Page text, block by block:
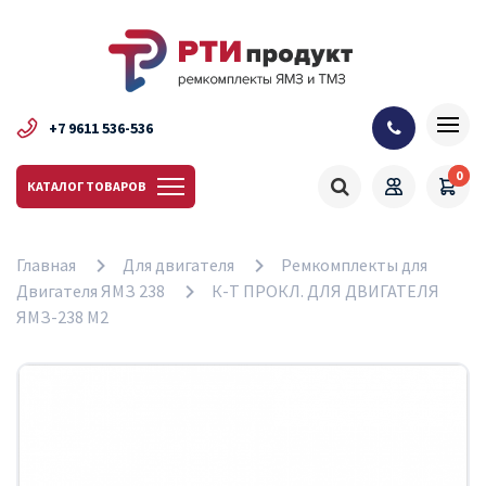
+7 9611 536-536
КАТАЛОГ ТОВАРОВ
0
Главная Для двигателя
Ремкомплекты для
Двигателя ЯМЗ 238
К-Т ПРОКЛ. ДЛЯ ДВИГАТЕЛЯ
ЯМЗ-238 М2